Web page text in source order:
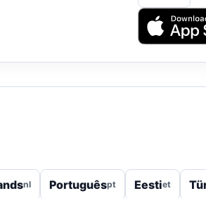
nl Portuguêspt Eestiet